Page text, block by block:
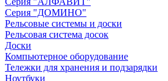
Серия "ДОМИНО"
Рельсовые системы и доски
Рельсовая система досок
Доски
Компьютерное оборудование
Тележки для хранения и подзарядки
Ноутбуки